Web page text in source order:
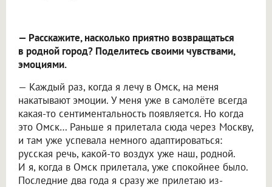
— Расскажите, насколько приятно возвращаться
в родной город? Поделитесь своими чувствами,
эмоциями.
— Каждый раз, когда я лечу в Омск, на меня
накатывают эмоции. У меня уже в самолёте всегда
какая-то сентиментальность появляется. Но когда
это Омск… Раньше я прилетала сюда через Москву,
и там уже успевала немного адаптироваться:
русская речь, какой-то воздух уже наш, родной.
И я, когда в Омск прилетала, уже спокойнее было.
Последние два года я сразу же прилетаю из-